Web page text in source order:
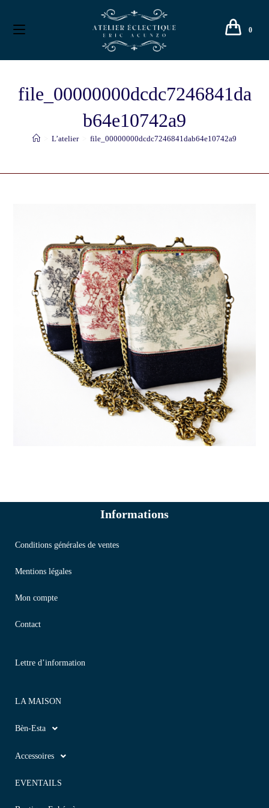
0
file_00000000dcdc7246841da
b64e10742a9
L’atelier file_00000000dcdc7246841dab64e10742a9
Informations
Conditions générales de ventes
Mentions légales
Mon compte
Contact
Lettre d’information
LA MAISON
Bèn-Esta
Accessoires
EVENTAILS